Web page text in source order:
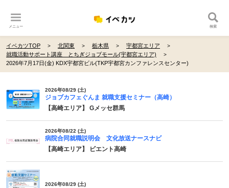
メニュー 検索
イベカツTOP 北関東 栃木県
宇都宮エリア
就職活動サポート講座 とちぎジョブモール(宇都宮エリア)
2026年7月17日(金) KDX宇都宮ビル(TKP宇都宮カンファレンスセンター)
2026年08/29 (土)
ジョブカフェぐんま 就職支援セミナー（高崎）
【高崎エリア】 Gメッセ群馬
2026年08/22 (土)
病院合同就職説明会 文化放送ナースナビ
【高崎エリア】 ビエント高崎
2026年08/29 (土)